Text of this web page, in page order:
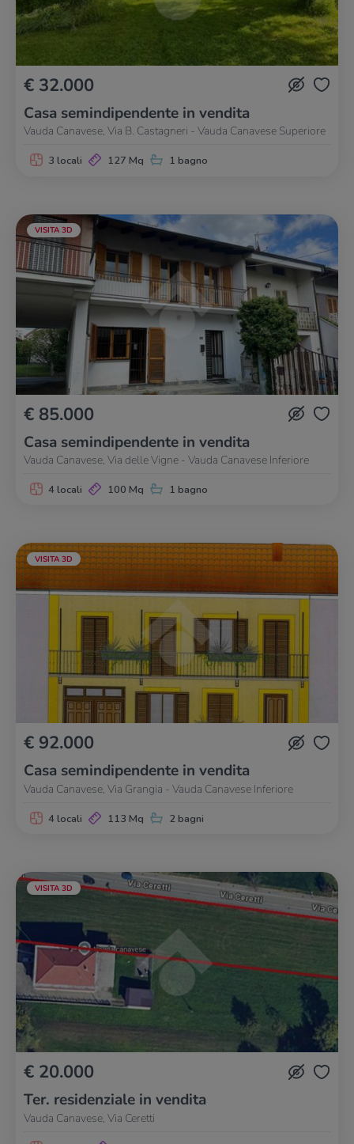
€ 32.000
Casa semindipendente in vendita
Vauda Canavese, Via B. Castagneri - Vauda Canavese Superiore
3 locali 127 Mq 1 bagno
VISITA 3D
€ 85.000
Casa semindipendente in vendita
Vauda Canavese, Via delle Vigne - Vauda Canavese Inferiore
4 locali 100 Mq 1 bagno
VISITA 3D
€ 92.000
Casa semindipendente in vendita
Vauda Canavese, Via Grangia - Vauda Canavese Inferiore
4 locali 113 Mq 2 bagni
VISITA 3D
€ 20.000
Ter. residenziale in vendita
Vauda Canavese, Via Ceretti